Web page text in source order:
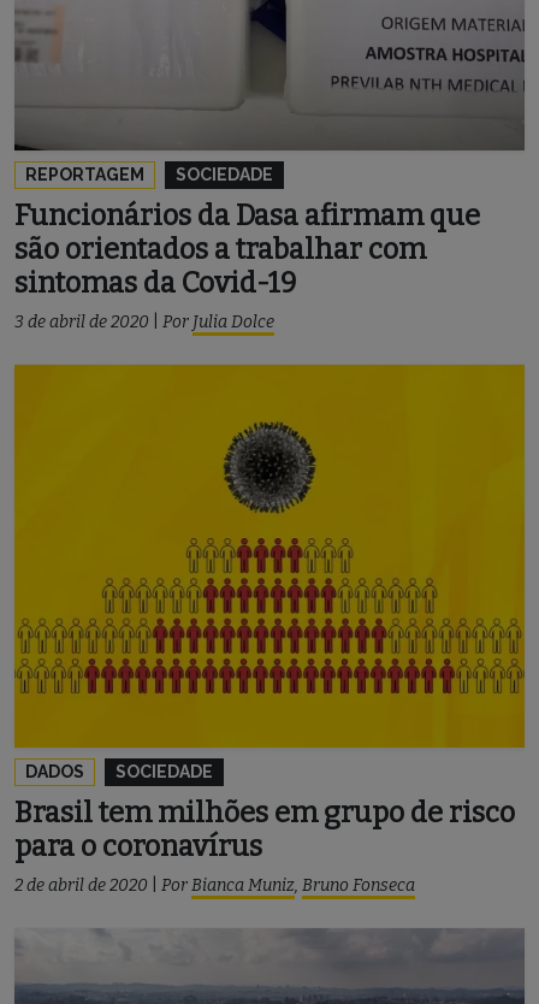
REPORTAGEM SOCIEDADE
Funcionários da Dasa afirmam que
são orientados a trabalhar com
sintomas da Covid-19
3 de abril de 2020 Por Julia Dolce
DADOS SOCIEDADE
Brasil tem milhões em grupo de risco
para o coronavírus
2 de abril de 2020 PorBianca Muniz, Bruno Fonseca